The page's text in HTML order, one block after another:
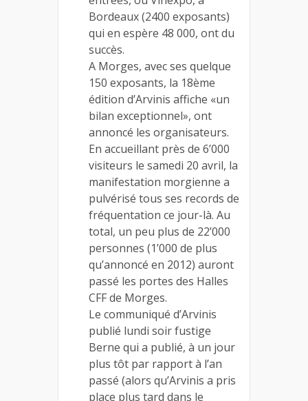
Bordeaux (2400 exposants)
qui en espère 48 000, ont du
succès.
A Morges, avec ses quelque
150 exposants, la 18ème
édition d’Arvinis affiche «un
bilan exceptionnel», ont
annoncé les organisateurs.
En accueillant près de 6’000
visiteurs le samedi 20 avril, la
manifestation morgienne a
pulvérisé tous ses records de
fréquentation ce jour-là. Au
total, un peu plus de 22’000
personnes (1’000 de plus
qu’annoncé en 2012) auront
passé les portes des Halles
CFF de Morges.
Le communiqué d’Arvinis
publié lundi soir fustige
Berne qui a publié, à un jour
plus tôt par rapport à l’an
passé (alors qu’Arvinis a pris
place plus tard dans le